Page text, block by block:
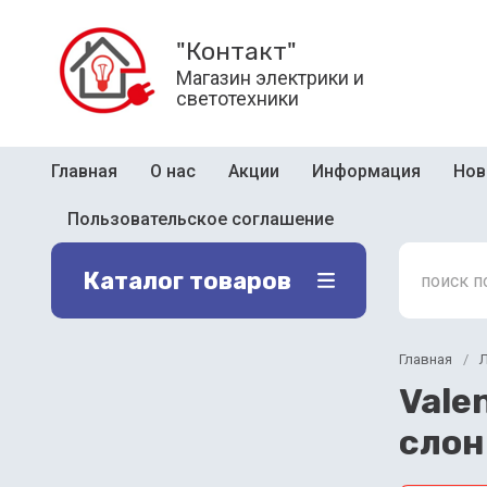
"Контакт"
Магазин электрики и
светотехники
Главная О нас Акции Информация
Пользовательское соглашение
Каталог товаров
Главная /